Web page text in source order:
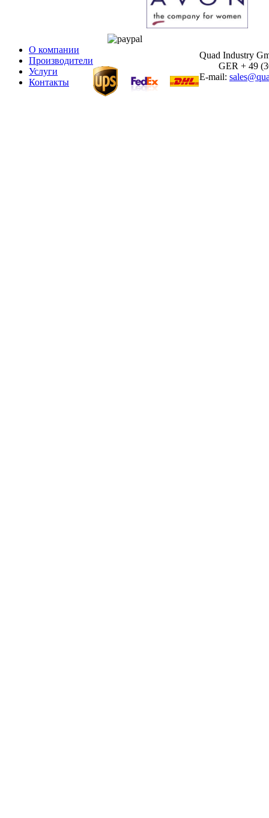
О компании
Производители
Услуги
Контакты
Quad Industry
GER + 49
E-mail: